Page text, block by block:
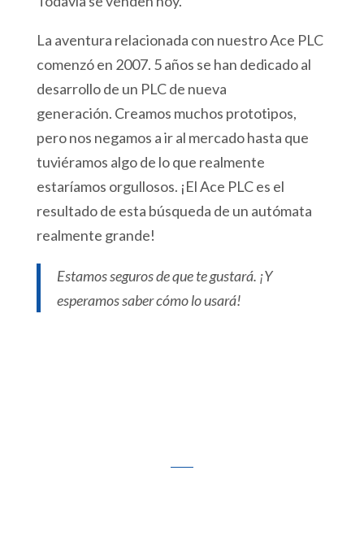
La aventura relacionada con nuestro Ace PLC
comenzó en 2007. 5 años se han dedicado al
desarrollo de un PLC de nueva
generación. Creamos muchos prototipos,
pero nos negamos a ir al mercado hasta que
tuviéramos algo de lo que realmente
estaríamos orgullosos. ¡El Ace PLC es el
resultado de esta búsqueda de un autómata
realmente grande!
Estamos seguros de que te gustará. ¡Y
esperamos saber cómo lo usará!